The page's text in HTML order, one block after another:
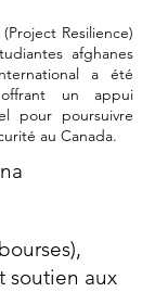
Resilience)
afghanes
a été
un appui
pour poursuivre
au Canada.
soutien aux